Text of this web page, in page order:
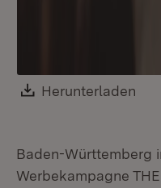
Download:
Herunterladen
Baden-Württemberg
Werbekampagne